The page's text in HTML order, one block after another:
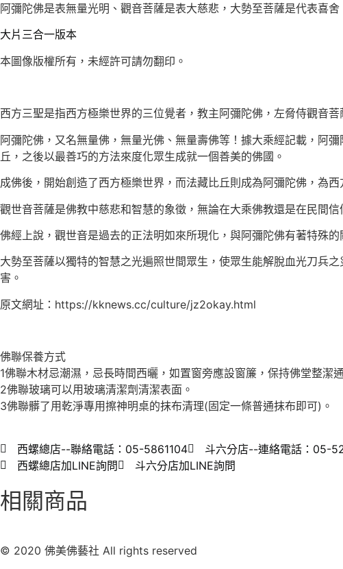
阿彌陀佛是表無量光明、觀音菩薩是表大慈悲，大勢至菩薩是代表喜舍
大片三合一版本
本圖像版權所有，未經許可請勿翻印。
西方三聖是指西方極樂世界的三位覺者，教主阿彌陀佛，左脅侍觀音
阿彌陀佛，又名無量佛，無量光佛、無量壽佛等！據大乘經記載，阿
丘，之後以最善巧的方法來度化眾生成就一個善美的佛國。
成佛後，開始創造了西方極樂世界，而法藏比丘則成為阿彌陀佛，為西
觀世音菩薩是佛教中慈悲和智慧的象徵，無論在大乘佛教還是在民間
佛經上說，觀世音是過去的正法明如來所現化，與阿彌陀佛有著特殊
大勢至菩薩以獨特的智慧之光遍照世間眾生，使眾生能解脫血光刀兵
害。
原文網址：https://kknews.cc/culture/jz2okay.html
佛聯保養方式
1佛聯木材忌潮濕，忌長時間西曬，如置窗旁應設窗簾，保持佛堂整潔
2佛聯玻璃可以用玻璃清潔劑清潔表面。
3佛聯髒了用乾淨專用擦神明桌的抹布清理(固定一條普通抹布即可)。
西螺總店--聯絡電話：05-5861104 斗六分店--連絡電話：05-
西螺總店加LINE詢問
斗六分店加LINE詢問
相關商品
© 2020 佛美佛藝社 All rights reserved